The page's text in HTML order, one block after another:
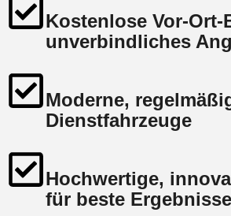
Kostenlose Vor-Ort-
unverbindliches
Moderne,
Dienstfahrzeuge
Hochwertige,
für beste Ergebnisse